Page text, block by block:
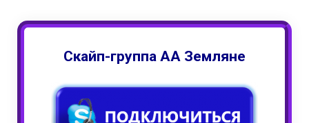
Скайп-группа АА Земляне